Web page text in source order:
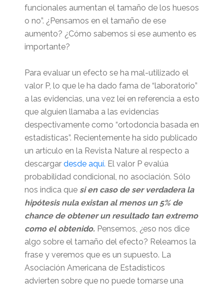
funcionales aumentan el tamaño de los huesos
o no”. ¿Pensamos en el tamaño de ese
aumento? ¿Cómo sabemos si ese aumento es
importante?
Para evaluar un efecto se ha mal-utilizado el
valor P, lo que le ha dado fama de “laboratorio”
a las evidencias, una vez leí en referencia a esto
que alguien llamaba a las evidencias
despectivamente como “ortodoncia basada en
estadísticas”. Recientemente ha sido publicado
un artículo en la Revista Nature al respecto a
descargar desde aquí. El valor P evalúa
probabilidad condicional, no asociación. Sólo
nos indica que si en caso de ser verdadera la
hipótesis nula existan al menos un 5% de
chance de obtener un resultado tan extremo
como el obtenido. Pensemos, ¿eso nos dice
algo sobre el tamaño del efecto? Releamos la
frase y veremos que es un supuesto. La
Asociación Americana de Estadísticos
advierten sobre que no puede tomarse una